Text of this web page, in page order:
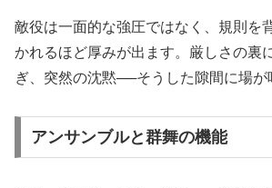
敵役は一面的な強圧ではなく、規則を
かれるほど厚みが出ます。厳しさの裏
ぎ、突然の沈黙──そうした隙間に場が
アンサンブルと群舞の機能